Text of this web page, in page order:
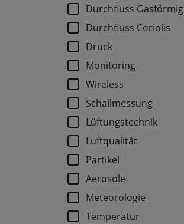
Durchfluss Gasförmig
Durchfluss Coriolis
Druck
Monitoring
Wireless
Schallmessung
Lüftungstechnik
Luftqualität
Partikel
Aerosole
Meteorologie
Temperatur